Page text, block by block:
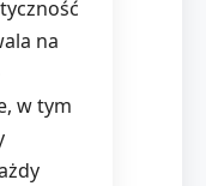
na
w tym